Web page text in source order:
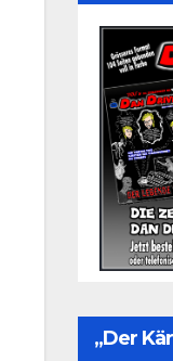
„Der